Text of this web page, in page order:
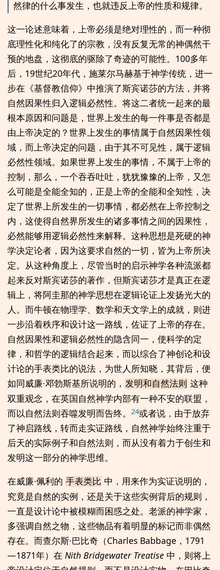
然律的什么事发生，也就违反上帝的性质和规律。
这一论述意味着，上帝必须是绝对理性的，而一种彻
底理性化和纯化了的宗教，没有反复无常的神偶然干
预的地盘，这彻底的驱除了奇迹的可能性。100多年
后，19世纪20年代，施莱尔马赫基于神学传统，进一
步在《基督教信仰》中推演了斯宾诺莎的方法，并将
自然因果性归入逻辑必然性。将这二者统一起来的最
根本原因和问题是，世界上发生的每一件事是否都是
由上帝决定的？世界上发生的事情属于自然因果性领
域，而上帝决定的问题，由于其不可见性，属于逻辑
必然性领域。如果世界上发生的事情，不属于上帝的
控制，那么，一个吞吞吐吐，犹犹豫豫的上帝，又怎
么可能是全能全知的，正是上帝的全能和全知性，决
定了世界上所发生的一切事情，都必然在上帝控制之
内，这使得自然界所发生的诸多事情之间的因果性，
必然能够用逻辑必然性来解释。这种思想是死硬的神
学决定论者，因为这要求自然的一切，皆为上帝所决
定。从这种角度上，尽管当时的启示神学各种流派都
起来反对斯宾诺莎的著作，但斯宾诺莎才是真正在逻
辑上，将阿圭那的神学思想在逻辑论证上发扬光大的
人。而牛顿在物理学、数学和天文学上的成就，则进
一步沿着秩序和设计这一路线，佐证了上帝的存在。
自然因果性和逻辑必然性的隐含同一，使科学的定
律，和哲学的逻辑结合起来，而以综合了神创论和设
计论的手表类比的说法，为世人所知晓，其背后，便
如同威廉·邓勃斯基所说明的， 发明和自然法则 这种
双重观念，在英国自然神学内部有一种不安的联盟，
而以自然法则吞噬发明而告终。
24或者说，由于放弃
了神启路线，转而走实证路线，自然神学始终注重于
后天的实际例子和自然法则，而从没有着力于创生和
发明这一部分的神学思维。
在威廉·佩利的 手表类比 中，用来作为实证说明的，
究竟是自然的实例，还是关于这些实例背后的规则，
一直是设计论中被模糊而困惑之处。老派的神学家，
多强调自然之物，这些物品有着明显的标记而非偶然
存在。而查尔斯·巴比奇（Charles Babbage，1791
—1871年）在 Nith Bridgewater Treatise 中，则将上